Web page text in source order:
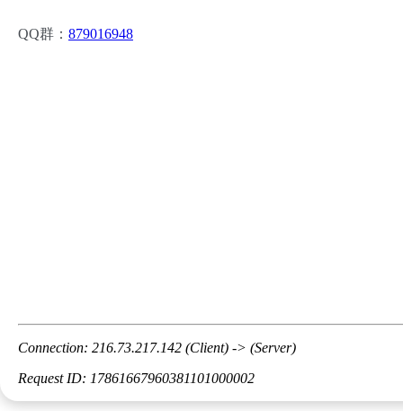
QQ群： 879016948
Connection: 216.73.217.142 (Client) -> (Server)
Request ID: 17861667960381101000002